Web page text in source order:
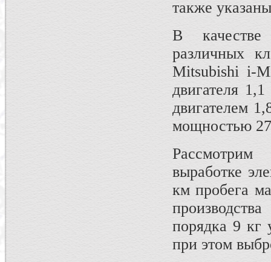
также
В качестве
различных
Mitsubishi i-
двигателя
двигателем
мощностью
выработке
км пробега
порядка 9 кг
при этом